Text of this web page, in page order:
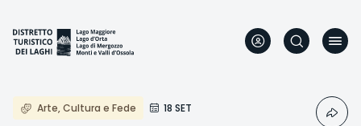
Inhalt
Arte, Cultura e Fede 18 SET